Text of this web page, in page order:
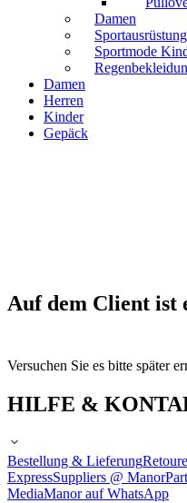
Damen
Sportausrüstung
Sportmode
Damen
Herren
Kinder
Gepäck
Auf dem Client ist
Versuchen Sie es bitte später
HILFE &
Bestellung & Lieferung
ExpressSuppliers @ Manor
MediaManor auf WhatsApp